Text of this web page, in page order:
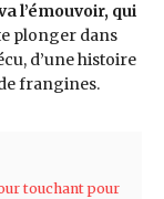
l’émouvoir, qui
plonger dans
d’une histoire
frangines.
touchant pour